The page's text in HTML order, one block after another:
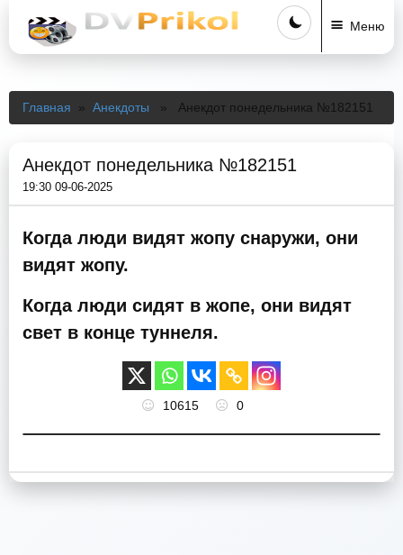
Меню
Главная » Анекдоты » Анекдот понедельника №182151
Анекдот понедельника №182151
19:30 09-06-2025
Когда люди видят жопу снаружи, они
видят жопу.
Когда люди сидят в жопе, они видят
свет в конце туннеля.
10615 0